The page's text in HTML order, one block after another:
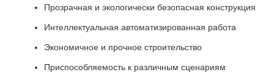
Прозрачная и экологически безопасная конструкция
Интеллектуальная автоматизированная работа
Экономичное и прочное строительство
Приспособляемость к различным сценариям